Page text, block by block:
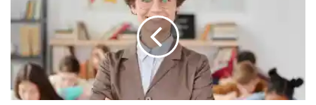
femenino:
Datos
confirman
impacto
superior
en
clima